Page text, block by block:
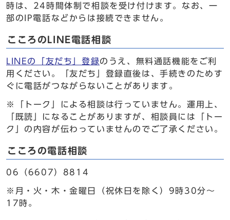
時は、24時間体制で相談を受け付けます。なお、一
部のIP電話などからは接続できません。
こころのLINE電話相談
LINEの「友だち」登録のうえ、無料通話機能をご利
用ください。「友だち」登録直後は、手続きのためす
ぐに電話がつながらないことがあります。
※「トーク」による相談は行っていません。運用上、
「既読」になることがありますが、相談員には「トー
ク」の内容が伝わっていませんのでご了承ください。
こころの電話相談
06（6607）8814
※月・火・木・金曜日（祝休日を除く）9時30分～
17時。